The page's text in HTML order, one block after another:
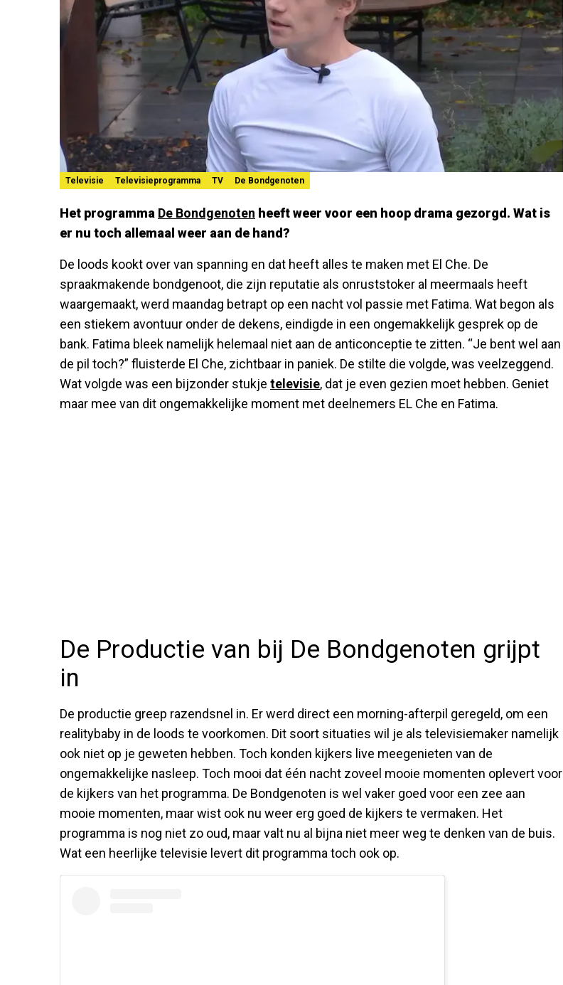
Televisie Televisieprogramma TV De Bondgenoten
Het programma De Bondgenoten heeft weer voor een hoop drama gezorgd. Wat is
er nu toch allemaal weer aan de hand?
De loods kookt over van spanning en dat heeft alles te maken met El Che. De
spraakmakende bondgenoot, die zijn reputatie als onruststoker al meermaals heeft
waargemaakt, werd maandag betrapt op een nacht vol passie met Fatima. Wat begon als
een stiekem avontuur onder de dekens, eindigde in een ongemakkelijk gesprek op de
bank. Fatima bleek namelijk helemaal niet aan de anticonceptie te zitten. “Je bent wel aan
de pil toch?” fluisterde El Che, zichtbaar in paniek. De stilte die volgde, was veelzeggend.
Wat volgde was een bijzonder stukje televisie, dat je even gezien moet hebben. Geniet
maar mee van dit ongemakkelijke moment met deelnemers EL Che en Fatima.
De Productie van bij De Bondgenoten grijpt
in
De productie greep razendsnel in. Er werd direct een morning-afterpil geregeld, om een
realitybaby in de loods te voorkomen. Dit soort situaties wil je als televisiemaker namelijk
ook niet op je geweten hebben. Toch konden kijkers live meegenieten van de
ongemakkelijke nasleep. Toch mooi dat één nacht zoveel mooie momenten oplevert voor
de kijkers van het programma. De Bondgenoten is wel vaker goed voor een zee aan
mooie momenten, maar wist ook nu weer erg goed de kijkers te vermaken. Het
programma is nog niet zo oud, maar valt nu al bijna niet meer weg te denken van de buis.
Wat een heerlijke televisie levert dit programma toch ook op.